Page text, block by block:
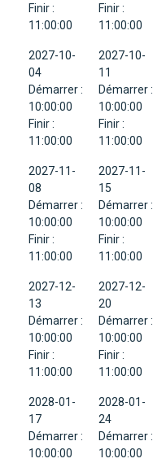
Finir :
11:00:00
Finir :
11:00:00
2027-10-
04
Démarrer :
10:00:00
Finir :
11:00:00
2027-10-
11
Démarrer :
10:00:00
Finir :
11:00:00
2027-11-
08
Démarrer :
10:00:00
Finir :
11:00:00
2027-11-
15
Démarrer :
10:00:00
Finir :
11:00:00
2027-12-
13
Démarrer :
10:00:00
Finir :
11:00:00
2027-12-
20
Démarrer :
10:00:00
Finir :
11:00:00
2028-01-
17
Démarrer :
10:00:00
2028-01-
24
Démarrer :
10:00:00